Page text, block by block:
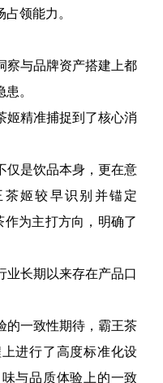
领能力。
察与品牌资产搭建上都
。
姬精准捕捉到了核心消
仅是饮品本身，更在意
姬较早识别并锚定
作为主打方向，明确了
业长期以来存在产品口
的一致性期待，霸王茶
进行了高度标准化设
与品质体验上的一致